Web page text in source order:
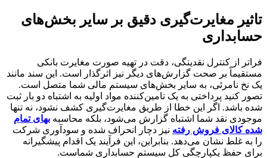
تاثیر مغایرت‌گیری دقیق بر سایر بخش‌های
حسابداری
فراتر از کنترل نقدینگی، دقت در تهیه صورت مغایرت بانکی
مستقیماً بر صحت گزارش‌های دیگر نیز اثرگذار است. این سند مانند
یک نخ نامرئی، به سایر بخش‌های سیستم مالی شما متصل است.
تصور کنید پرداختی به یک تامین‌کننده مواد اولیه به اشتباه دو بار ثبت
شده باشد. اگر این خطا از طریق مغایرت‌گیری کشف نشود، نه تنها
موجودی نقد شما اشتباه گزارش می‌شود، بلکه محاسبه بهای تمام
شده کالای فروش رفته نیز دچار انحراف شده و سودآوری شرکت
را به غلط نشان می‌دهد. بنابراین، این فرآیند یک اقدام پیشگیرانه
برای حفظ یکپارچگی کل سیستم حسابداری شماست.